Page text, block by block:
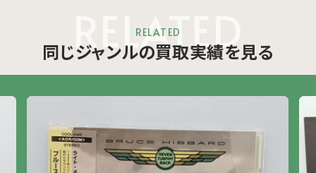
RELATED
RELATED
同じジャンルの買取実績を見る